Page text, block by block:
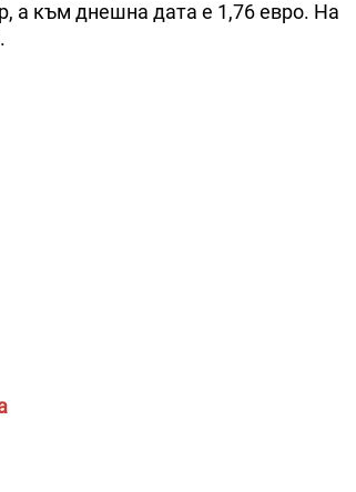
а към днешна дата е 1,76 евро. На